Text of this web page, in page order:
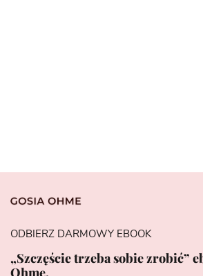
ODBIERZ DARMOWY EBOOK
„Szczęście trzeba sobie zrobić”